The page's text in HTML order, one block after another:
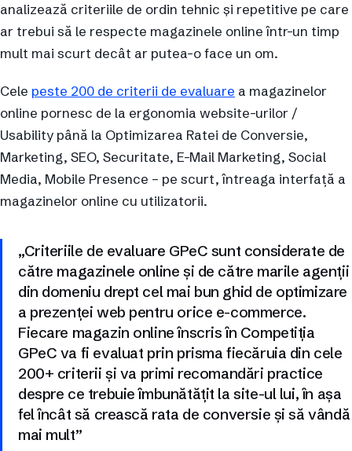
analizează criteriile de ordin tehnic și repetitive pe care
ar trebui să le respecte magazinele online într-un timp
mult mai scurt decât ar putea-o face un om.
Cele peste 200 de criterii de evaluare a magazinelor
online pornesc de la ergonomia website-urilor /
Usability până la Optimizarea Ratei de Conversie,
Marketing, SEO, Securitate, E-Mail Marketing, Social
Media, Mobile Presence – pe scurt, întreaga interfață a
magazinelor online cu utilizatorii.
„Criteriile de evaluare GPeC sunt considerate de
către magazinele online și de către marile agenții
din domeniu drept cel mai bun ghid de optimizare
a prezenței web pentru orice e-commerce.
Fiecare magazin online înscris în Competiția
GPeC va fi evaluat prin prisma fiecăruia din cele
200+ criterii și va primi recomandări practice
despre ce trebuie îmbunătățit la site-ul lui, în așa
fel încât să crească rata de conversie și să vândă
mai mult”